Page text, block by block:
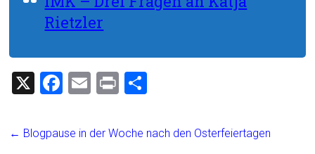
Rietzler
X
F
ce
E
ai
Pr
t
e
← Blogpause in der Woche nach den Osterfeiertagen